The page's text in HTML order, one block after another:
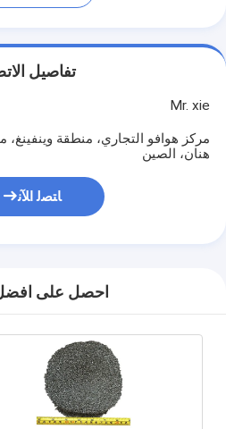
تفاصيل
Mr. xie
مركز هوافو التجاري، منطقة وينفينغ،
هنان، الصين
ﺎﺘﺼﻟ ﺍﻶﻧ
احصل على